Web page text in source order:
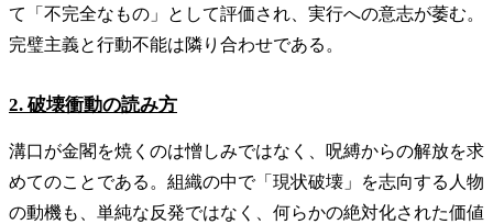
て「不完全なもの」として評価され、実行への意志が萎む。
完璧主義と行動不能は隣り合わせである。
2. 破壊衝動の読み方
溝口が金閣を焼くのは憎しみではなく、呪縛からの解放を求
めてのことである。組織の中で「現状破壊」を志向する人物
の動機も、単純な反発ではなく、何らかの絶対化された価値